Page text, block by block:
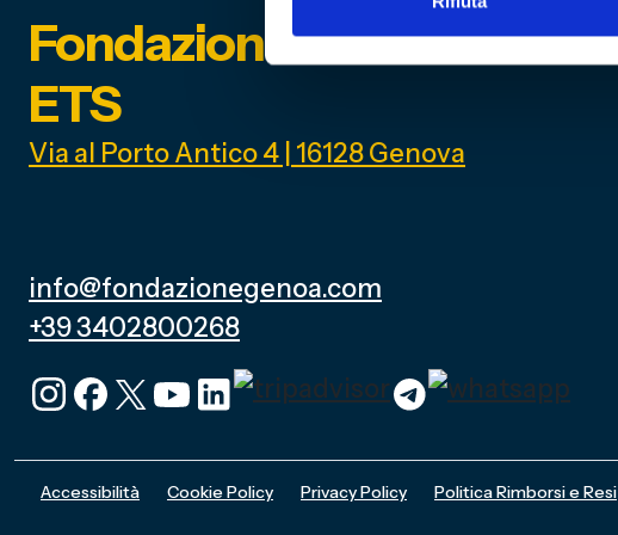
Fondazione Genoa 1893
ETS
Via al Porto Antico 4 | 16128 Genova
info@fondazionegenoa.com
+39 3402800268
Accessibilità Cookie Policy Privacy Policy Politica Rimborsi e Resi